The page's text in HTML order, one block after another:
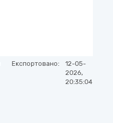
Експортовано:
12-05-
2026,
20:35:04